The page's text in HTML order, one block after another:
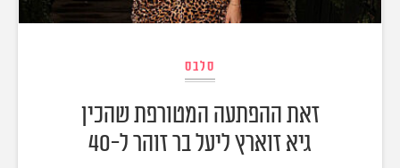
סלבס
זאת ההפתעה המטורפת שהכין
גיא זוארץ ליעל בר זוהר ל-40